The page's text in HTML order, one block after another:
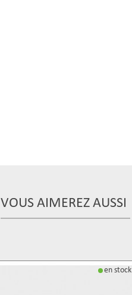
VOUS AIMEREZ AUSSI
en stock